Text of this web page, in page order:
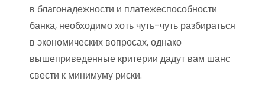
в благонадежности и платежеспособности
банка, необходимо хоть чуть-чуть разбираться
в экономических вопросах, однако
вышеприведенные критерии дадут вам шанс
свести к минимуму риски.